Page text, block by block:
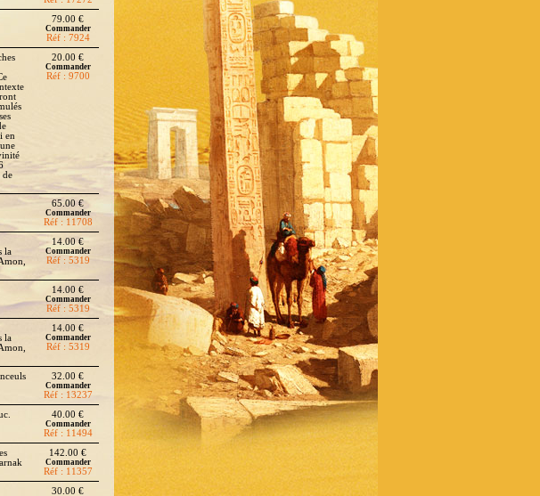
79.00 €
Commander
Réf : 7924
en
de
20.00 €
Commander
Réf : 9700
65.00 €
Commander
Réf : 11708
la
14.00 €
Commander
Réf : 5319
14.00 €
Commander
Réf : 5319
la
14.00 €
Commander
Réf : 5319
32.00 €
Commander
Réf : 13237
40.00 €
Commander
Réf : 11494
142.00 €
Commander
Réf : 11357
30.00 €